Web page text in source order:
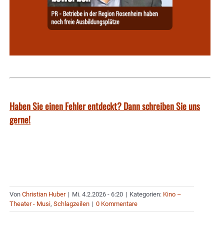
Haben Sie einen Fehler entdeckt? Dann schreiben Sie uns
gerne!
Von Christian Huber | Mi. 4.2.2026 - 6:20 | Kategorien: Kino –
Theater - Musi, Schlagzeilen | 0 Kommentare